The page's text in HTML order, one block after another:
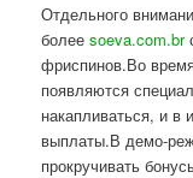
Отдельного
болееsoeva.com.br
фриспинов.Во
появляются
накапливаться, и в
выплаты.В демо-
прокручивать